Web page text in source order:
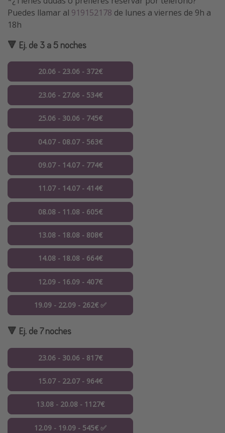
Puedes llamar al 919152178 de lunes a viernes de 9h a
18h
🔻 Ej. de 3 a 5 noches
20.06 - 23.06 - 372€
23.06 - 27.06 - 534€
25.06 - 30.06 - 745€
04.07 - 08.07 - 563€
09.07 - 14.07 - 774€
11.07 - 14.07 - 414€
08.08 - 11.08 - 605€
13.08 - 18.08 - 808€
14.08 - 18.08 - 664€
12.09 - 16.09 - 407€
19.09 - 22.09 - 262€ ✅
🔻 Ej. de 7 noches
23.06 - 30.06 - 817€
15.07 - 22.07 - 964€
13.08 - 20.08 - 1127€
12.09 - 19.09 - 545€ ✅